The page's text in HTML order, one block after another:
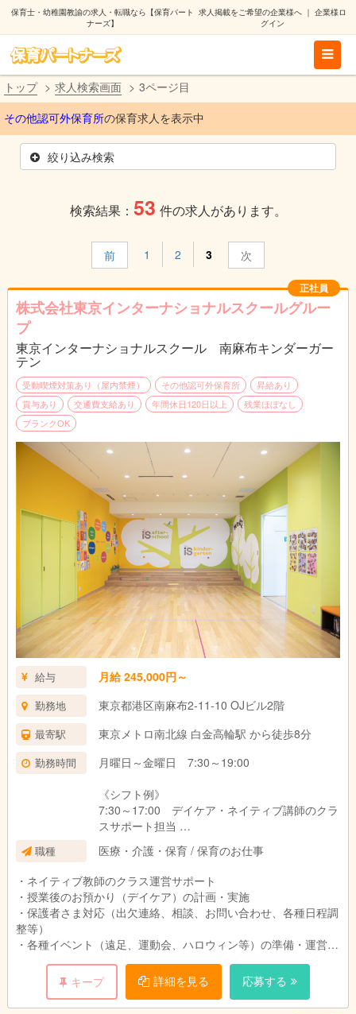
保育士・幼稚園教諭の求人・転職なら【保育パート
ナーズ】
求人掲載をご希望の企業様へ｜ 企業様ロ
グイン
トップ 求人検索画面 3ページ目
その他認可外保育所の保育求人を表示中
絞り込み検索
検索結果： 53 件の求人があります。
前 1 2 3 次
正社員
株式会社東京インターナショナルスクールグルー
プ
東京インターナショナルスクール 南麻布キンダーガー
テン
受動喫煙対策あり（屋内禁煙） その他認可外保育所
昇給あり
賞与あり
交通費支給あり 年間休日120日以上
残業ほぼなし
ブランクOK
給与 月給 245,000円～
勤務地 東京都港区南麻布2-11-10 OJビル2階
最寄駅 東京メトロ南北線 白金高輪駅 から徒歩8分
勤務時間
月曜日～金曜日 7:30～19:00
《シフト例》
7:30～17:00 デイケア・ネイティブ講師のクラ
スサポート担当
10:30～19:00 クラスサポート業務の補助・デ
イケア担当
※シフト制／実働7.5時間（休憩60分）
※月平均残業時間 10～20時間程度
※クラフトなどの持ち帰り仕事なし
職種
医療・介護・保育 / 保育のお仕事
・ネイティブ教師のクラス運営サポート
・授業後のお預かり（デイケア）の計画・実施
・保護者さま対応（出欠連絡、相談、お問い合わせ、各種日程調
整等）
・各種イベント（遠足、運動会、ハロウィン等）の準備・運営
・事務業務（レター作成、請求業務、ブログ作成、各種申し込み
の受付、教材の購買等）
2026年夏新設予定の認可外保育施設です。スクール内での使用
キープ 詳細を見る 応募する